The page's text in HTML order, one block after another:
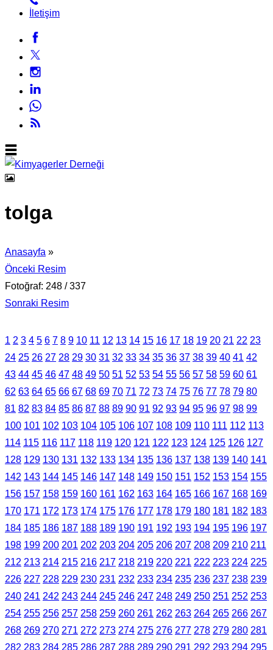
İletişim
tolga
Anasayfa »
Önceki Resim
Fotoğraf: 248 / 337
Sonraki Resim
1 2 3 4 5 6 7 8 9 10 11 12 13 14 15 16 17 18 19 20 21 22 23
24 25 26 27 28 29 30 31 32 33 34 35 36 37 38 39 40 41 42
43 44 45 46 47 48 49 50 51 52 53 54 55 56 57 58 59 60 61
62 63 64 65 66 67 68 69 70 71 72 73 74 75 76 77 78 79 80
81 82 83 84 85 86 87 88 89 90 91 92 93 94 95 96 97 98 99
100 101 102 103 104 105 106 107 108 109 110 111 112 113
114 115 116 117 118 119 120 121 122 123 124 125 126 127
128 129 130 131 132 133 134 135 136 137 138 139 140 141
142 143 144 145 146 147 148 149 150 151 152 153 154 155
156 157 158 159 160 161 162 163 164 165 166 167 168 169
170 171 172 173 174 175 176 177 178 179 180 181 182 183
184 185 186 187 188 189 190 191 192 193 194 195 196 197
198 199 200 201 202 203 204 205 206 207 208 209 210 211
212 213 214 215 216 217 218 219 220 221 222 223 224 225
226 227 228 229 230 231 232 233 234 235 236 237 238 239
240 241 242 243 244 245 246 247 248 249 250 251 252 253
254 255 256 257 258 259 260 261 262 263 264 265 266 267
268 269 270 271 272 273 274 275 276 277 278 279 280 281
282 283 284 285 286 287 288 289 290 291 292 293 294 295